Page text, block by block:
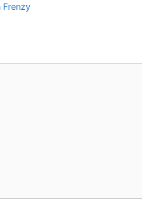
Frenzy